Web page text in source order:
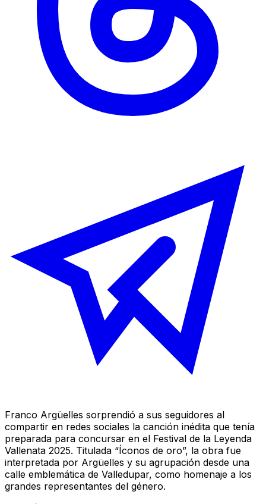
Franco Argüelles sorprendió a sus seguidores al
compartir en redes sociales la canción inédita que tenía
preparada para concursar en el Festival de la Leyenda
Vallenata 2025. Titulada “Íconos de oro”, la obra fue
interpretada por Argüelles y su agrupación desde una
calle emblemática de Valledupar, como homenaje a los
grandes representantes del género.